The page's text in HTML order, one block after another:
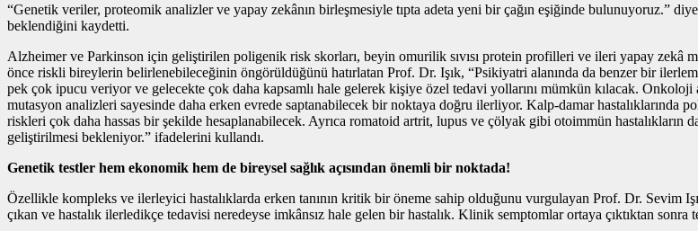
“Genetik veriler, proteomik analizler ve yapay zekânın birleşmesiyle tıpta adeta yeni bir çağın eşiğinde bulunuyoruz.”
beklendiğini kaydetti.
Alzheimer ve Parkinson için geliştirilen poligenik risk skorları, beyin omurilik sıvısı protein profilleri ve ileri yapay zekâ
önce riskli bireylerin belirlenebileceğinin öngörüldüğünü hatırlatan Prof. Dr. Işık, “Psikiyatri alanında da benzer bir
pek çok ipucu veriyor ve gelecekte çok daha kapsamlı hale gelerek kişiye özel tedavi yollarını mümkün kılacak.
mutasyon analizleri sayesinde daha erken evrede saptanabilecek bir noktaya doğru ilerliyor. Kalp-damar hastalıklarında
riskleri çok daha hassas bir şekilde hesaplanabilecek. Ayrıca romatoid artrit, lupus ve çölyak gibi otoimmün hastalıkların
geliştirilmesi bekleniyor.” ifadelerini kullandı.
Genetik testler hem ekonomik hem de bireysel sağlık açısından önemli bir noktada!
Özellikle kompleks ve ilerleyici hastalıklarda erken tanının kritik bir öneme sahip olduğunu vurgulayan Prof. Dr. Sevim
çıkan ve hastalık ilerledikçe tedavisi neredeyse imkânsız hale gelen bir hastalık. Klinik semptomlar ortaya çıktıktan